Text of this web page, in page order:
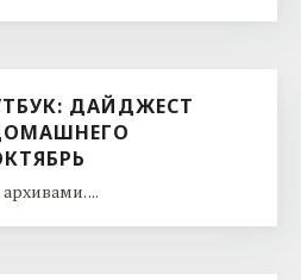
ДАЙДЖЕСТ
...